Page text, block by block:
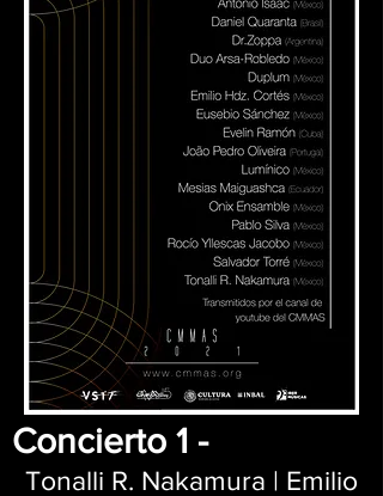
Concierto 1 -
Tonalli R. Nakamura | Emilio